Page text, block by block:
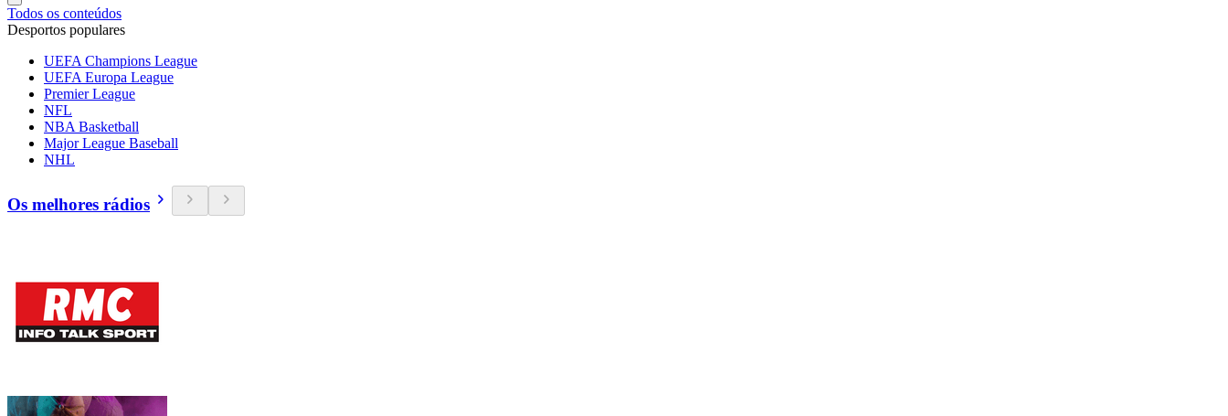
Todos os conteúdos
Desportos populares
UEFA Champions League
UEFA Europa League
Premier League
NFL
NBA Basketball
Major League Baseball
NHL
Os melhores rádios